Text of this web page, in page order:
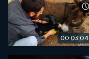
00:03:04